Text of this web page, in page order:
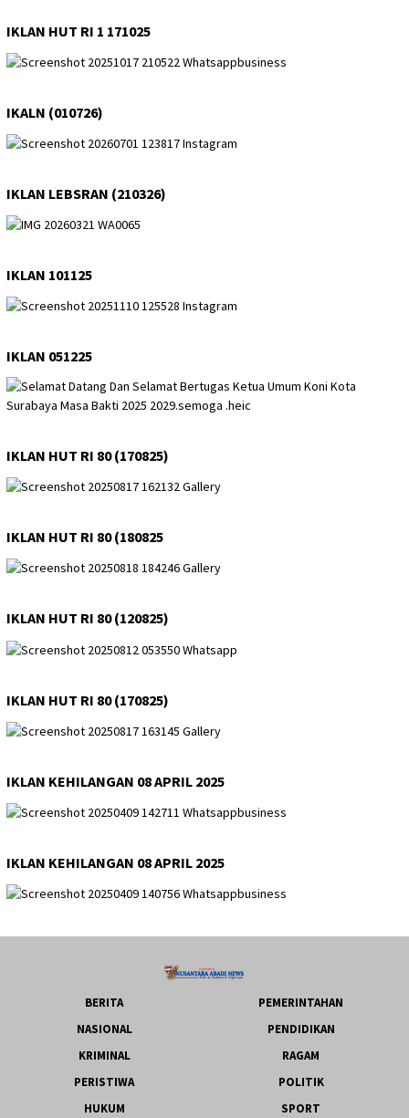
IKLAN HUT RI 1 171025
IKALN (010726)
IKLAN LEBSRAN (210326)
IKLAN 101125
IKLAN 051225
IKLAN HUT RI 80 (170825)
IKLAN HUT RI 80 (180825
IKLAN HUT RI 80 (120825)
IKLAN HUT RI 80 (170825)
IKLAN KEHILANGAN 08 APRIL 2025
IKLAN KEHILANGAN 08 APRIL 2025
BERITA
PEMERINTAHAN
NASIONAL
PENDIDIKAN
KRIMINAL
RAGAM
PERISTIWA
POLITIK
HUKUM
SPORT